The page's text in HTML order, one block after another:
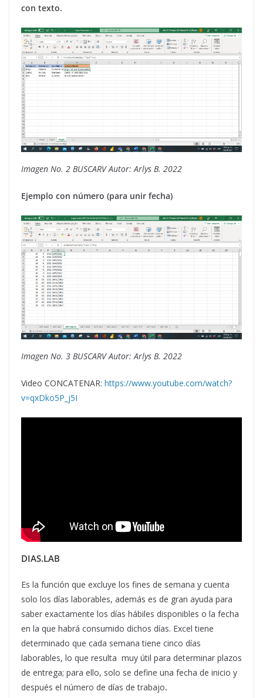
con texto.
Imagen No. 2 BUSCARV Autor: Arlys B. 2022
Ejemplo con número (para unir fecha)
Imagen No. 3 BUSCARV Autor: Arlys B. 2022
Video CONCATENAR: https://www.youtube.com/watch?
v=qxDko5P_j5I
DIAS.LAB
Es la función que excluye los fines de semana y cuenta
solo los días laborables, además es de gran ayuda para
saber exactamente los días hábiles disponibles o la fecha
en la que habrá consumido dichos días. Excel tiene
determinado que cada semana tiene cinco días
laborables, lo que resulta muy útil para determinar plazos
de entrega; para ello, solo se define una fecha de inicio y
después el número de días de trabajo.